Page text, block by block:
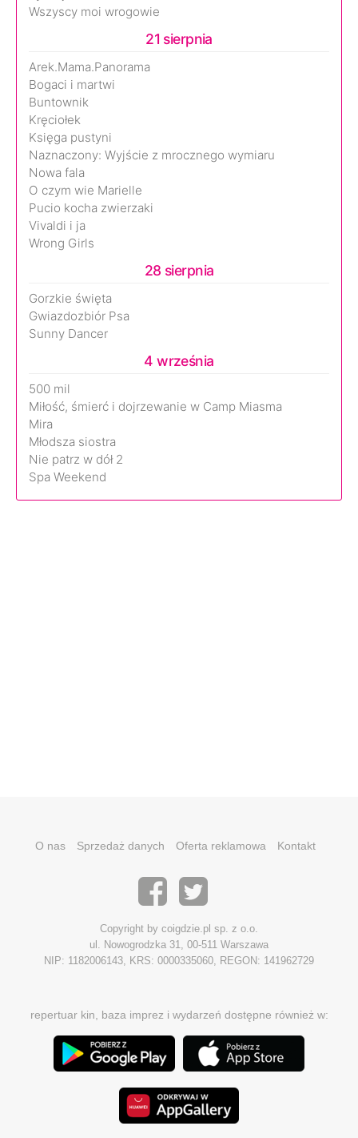
Wszyscy moi wrogowie
21 sierpnia
Arek.Mama.Panorama
Bogaci i martwi
Buntownik
Kręciołek
Księga pustyni
Naznaczony: Wyjście z mrocznego wymiaru
Nowa fala
O czym wie Marielle
Pucio kocha zwierzaki
Vivaldi i ja
Wrong Girls
28 sierpnia
Gorzkie święta
Gwiazdozbiór Psa
Sunny Dancer
4 września
500 mil
Miłość, śmierć i dojrzewanie w Camp Miasma
Mira
Młodsza siostra
Nie patrz w dół 2
Spa Weekend
O nas Sprzedaż danych Oferta reklamowa Kontakt
Copyright by coigdzie.pl sp. z o.o.
ul. Nowogrodzka 31, 00-511 Warszawa
NIP: 1182006143, KRS: 0000335060, REGON: 141962729
repertuar kin, baza imprez i wydarzeń dostępne również w: